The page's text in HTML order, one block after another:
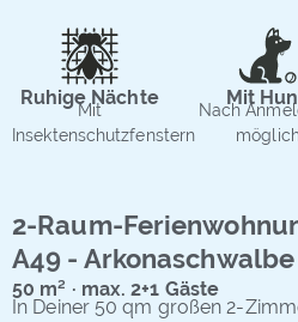
Ruhige Nächte
Mit
Insektenschutzfenstern
Mit
Nach
2-Raum-
A49 - Arkonaschwalbe
50 m² · max. 2+1 Gäste
In Deiner 50 qm großen 2-